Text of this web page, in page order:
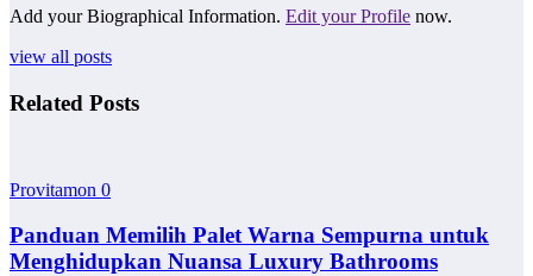
Add your Biographical Information. Edit your Profile now.
view all posts
Related Posts
Provitamon 0
Panduan Memilih Palet Warna Sempurna untuk
Menghidupkan Nuansa Luxury Bathrooms